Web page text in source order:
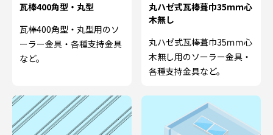
瓦棒400角型・丸型
瓦棒400角型・丸型用のソ
ーラー金具・各種支持金具
など。
丸ハゼ式瓦棒葺巾35ｍｍ心
木無し
丸ハゼ式瓦棒葺巾35ｍｍ心
木無し用のソーラー金具・
各種支持金具など。